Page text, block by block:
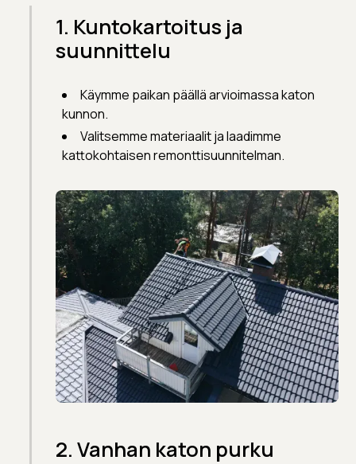
1. Kuntokartoitus ja
suunnittelu
Käymme paikan päällä arvioimassa katon
kunnon.
Valitsemme materiaalit ja laadimme
kattokohtaisen remonttisuunnitelman.
2. Vanhan katon purku